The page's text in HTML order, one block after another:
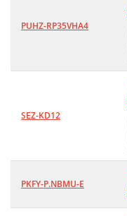
PUHZ-RP35VHA4
SEZ-KD12
PKFY-P.NBMU-E